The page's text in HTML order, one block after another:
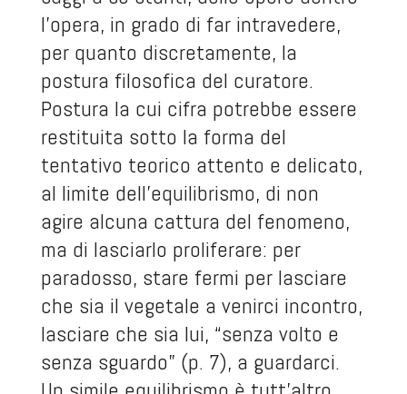
l’opera, in grado di far intravedere,
per quanto discretamente, la
postura filosofica del curatore.
Postura la cui cifra potrebbe essere
restituita sotto la forma del
tentativo teorico attento e delicato,
al limite dell’equilibrismo, di non
agire alcuna cattura del fenomeno,
ma di lasciarlo proliferare: per
paradosso, stare fermi per lasciare
che sia il vegetale a venirci incontro,
lasciare che sia lui, “senza volto e
senza sguardo” (p. 7), a guardarci.